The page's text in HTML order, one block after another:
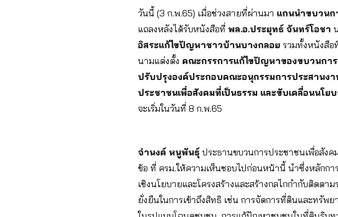
วันนี้ (3 ก.พ.65) เมื่อช่วงสายที่ผ่านมา แกนนำขบวนก
แถลงหลังได้รับหนังสือที่ พล.อ.ประยุทธ์ จันทร์โอชา
อิสระแก้ไขปัญหาชาวบ้านบางกลอย รวมทั้งหนังสือ
นามแต่งตั้ง คณะกรรการแก้ไขปัญหาของขบวนการ
ปรับปรุงองค์ประกอบคณะอนุกรรมการประสานง
ประชาชนเพื่อสังคมที่เป็นธรรม และขับเคลื่อนนโย
จะเริ่มในวันที่ 8 ก.พ.65
จำนงค์ หนูพันธุ์ ประธานขบวนการประชาชนเพื่อสังค
ข้อ ที่ ครม.ให้ความเห็นชอบไปก่อนหน้านี้ นำซึ่งหลักก
เชิงนโยบายและโครงสร้างและสร้างกลไกกำกับติดต
ยั่งยืนในการเข้าถึงสิทธิ เช่น การจัดการที่ดินและทรัพ